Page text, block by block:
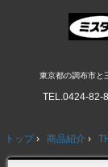
東京都の調布市と
TEL.0424-82-
トップ › 商品紹介 ›